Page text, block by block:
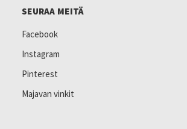
SEURAA MEITÄ
Facebook
Instagram
Pinterest
Majavan vinkit